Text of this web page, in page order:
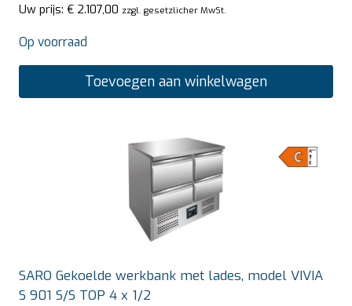
Uw prijs: € 2.107,00 zzgl. gesetzlicher MwSt.
Op voorraad
Toevoegen aan winkelwagen
SARO Gekoelde werkbank met lades, model VIVIA
S 901 S/S TOP 4 x 1/2